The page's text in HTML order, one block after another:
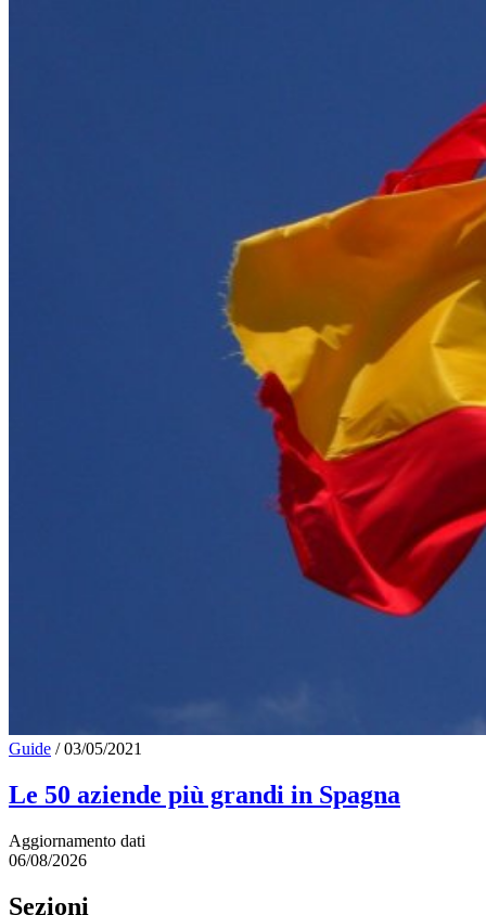
Guide / 03/05/2021
Le 50 aziende più grandi in Spagna
Aggiornamento dati
06/08/2026
Sezioni